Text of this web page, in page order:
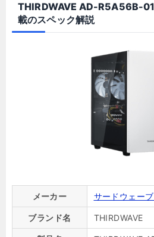
THIRDWAVE AD-R5A56B-
載のスペック解説
メーカー サードウェーブ
ブランド名 THIRDWAVE